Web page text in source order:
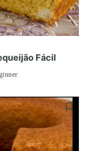
Fácil